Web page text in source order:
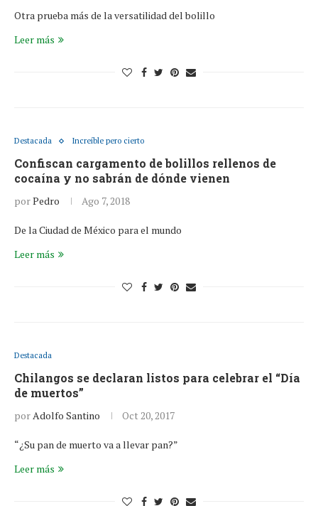
Otra prueba más de la versatilidad del bolillo
Leer más
Destacada Increíble pero cierto
Confiscan cargamento de bolillos rellenos de
cocaína y no sabrán de dónde vienen
porPedro Ago 7, 2018
De la Ciudad de México para el mundo
Leer más
Destacada
Chilangos se declaran listos para celebrar el “Día
de muertos”
porAdolfo Santino Oct 20, 2017
“¿Su pan de muerto va a llevar pan?”
Leer más